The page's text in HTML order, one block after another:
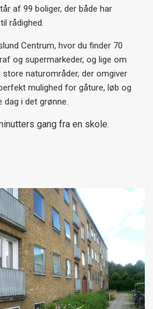
af 99 boliger, der både har
rådighed.
Centrum, hvor du finder 70
og supermarkeder, og lige om
naturområder, der omgiver
mulighed for gåture, løb og
i det grønne.
gang fra en skole.